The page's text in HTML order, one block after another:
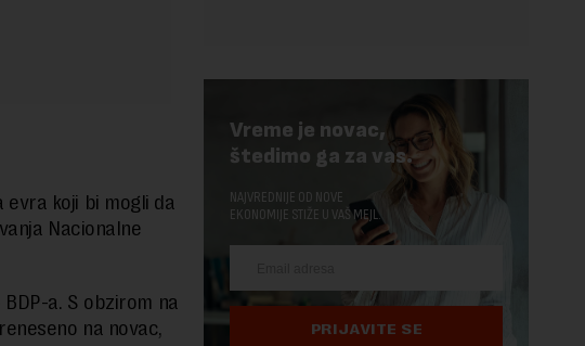
evra koji bi mogli da
Nacionalne
a. S obzirom na
na novac,
Vreme je novac,
štedimo ga za vas.
NAJVREDNIJE OD NOVE
EKONOMIJE STIŽE U VAŠ MEJL.
PRIJAVITE SE